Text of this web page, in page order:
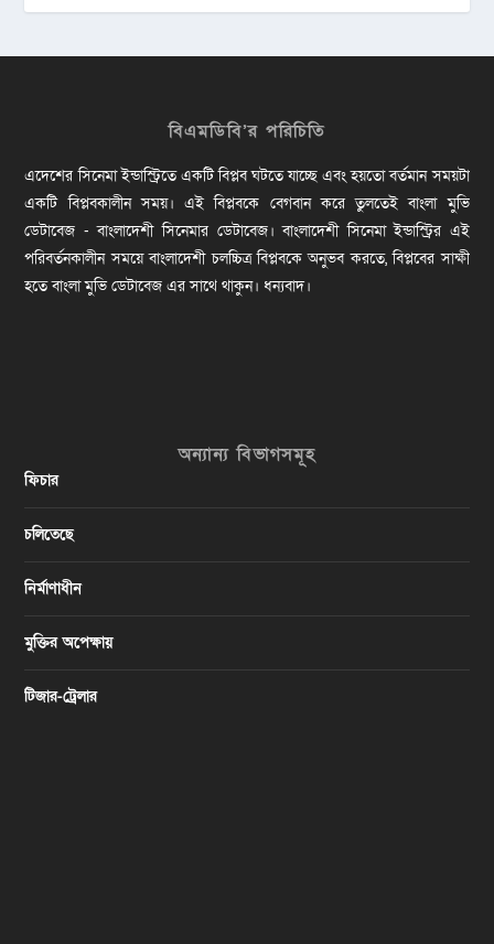
বিএমডিবি’র পরিচিতি
এদেশের সিনেমা ইন্ডাস্ট্রিতে একটি বিপ্লব ঘটতে যাচ্ছে এবং হয়তো বর্তমান সময়টা
একটি বিপ্লবকালীন সময়। এই বিপ্লবকে বেগবান করে তুলতেই বাংলা মুভি
ডেটাবেজ - বাংলাদেশী সিনেমার ডেটাবেজ। বাংলাদেশী সিনেমা ইন্ডাস্ট্রির এই
পরিবর্তনকালীন সময়ে বাংলাদেশী চলচ্চিত্র বিপ্লবকে অনুভব করতে, বিপ্লবের সাক্ষী
হতে বাংলা মুভি ডেটাবেজ এর সাথে থাকুন। ধন্যবাদ।
অন্যান্য বিভাগসমূহ
ফিচার
চলিতেছে
নির্মাণাধীন
মুক্তির অপেক্ষায়
টিজার-ট্রেলার